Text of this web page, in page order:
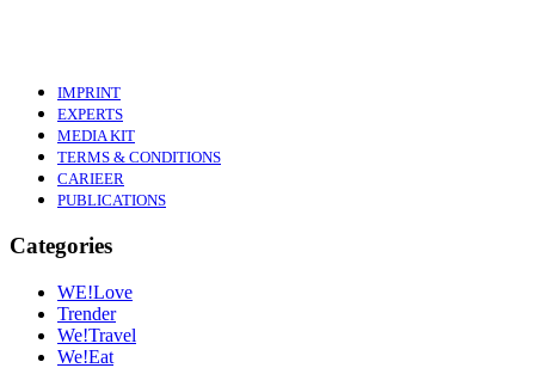
IMPRINT
EXPERTS
MEDIA KIT
TERMS & CONDITIONS
CARIEER
PUBLICATIONS
Categories
WE!Love
Trender
We!Travel
We!Eat